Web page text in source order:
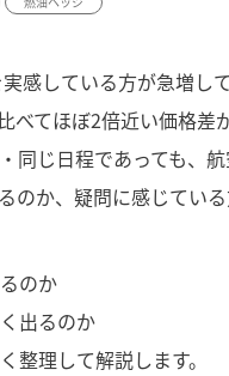
感している方が急増
べてほぼ2倍近い価格差
同じ日程であっても、
のか、疑問に感じてい
のか
出るのか
整理して解説します。